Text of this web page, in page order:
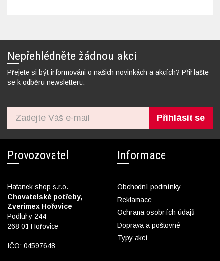
Nepřehlédněte žádnou akci
Přejete si být informováni o našich novinkách a akcích? Přihlašte
se k odběru newsletteru.
Přihlásit se
Provozovatel
Hafanek shop s.r.o.
Chovatelské potřeby,
Zverimex Hořovice
Podluhy 244
268 01 Hořovice
IČO: 04597648
Informace
Obchodní podmínky
Reklamace
Ochrana osobních údajů
Doprava a poštovné
Typy akcí